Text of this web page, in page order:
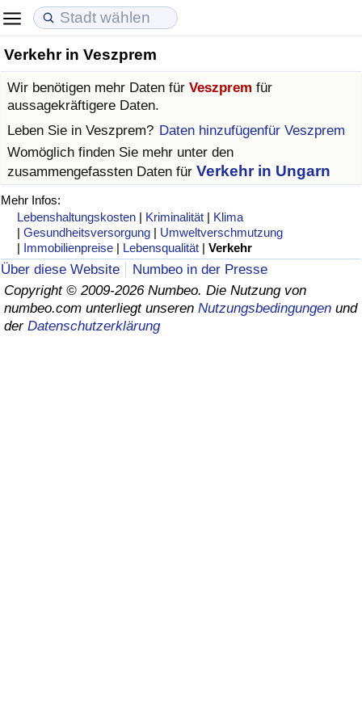
Verkehr in Veszprem
Wir benötigen mehr Daten für Veszprem für
aussagekräftigere Daten.
Leben Sie in Veszprem? Daten hinzufügenfür Veszprem
Womöglich finden Sie mehr unter den
zusammengefassten Daten für Verkehr in Ungarn
Mehr Infos:
Lebenshaltungskosten | Kriminalität | Klima
|Gesundheitsversorgung | Umweltverschmutzung
| Immobilienpreise | Lebensqualität |Verkehr
Über diese Website
Numbeo in der Presse
Copyright © 2009-2026 Numbeo. Die Nutzung von
numbeo.com unterliegt unseren Nutzungsbedingungen und
der Datenschutzerklärung
Lebenshaltungskosten
Lebenshaltungskosten-Index (aktuell)
Lebenshaltungskosten-Index
Lebenshaltungskosten-Index nach Land
in Akaba
Immobilienpreise
Immobilienpreis-Index (aktuell)
Immobilienpreis-Index
Immobilienpreis-Index nach Land
Lebensqualität
Lebensqualität-Index
Lebensqualität-Index (aktuell)
Lebensqualitätsindex nach Land
Kriminalität
Kriminalitäts-Index (aktuell)
Kriminalitäts-Index